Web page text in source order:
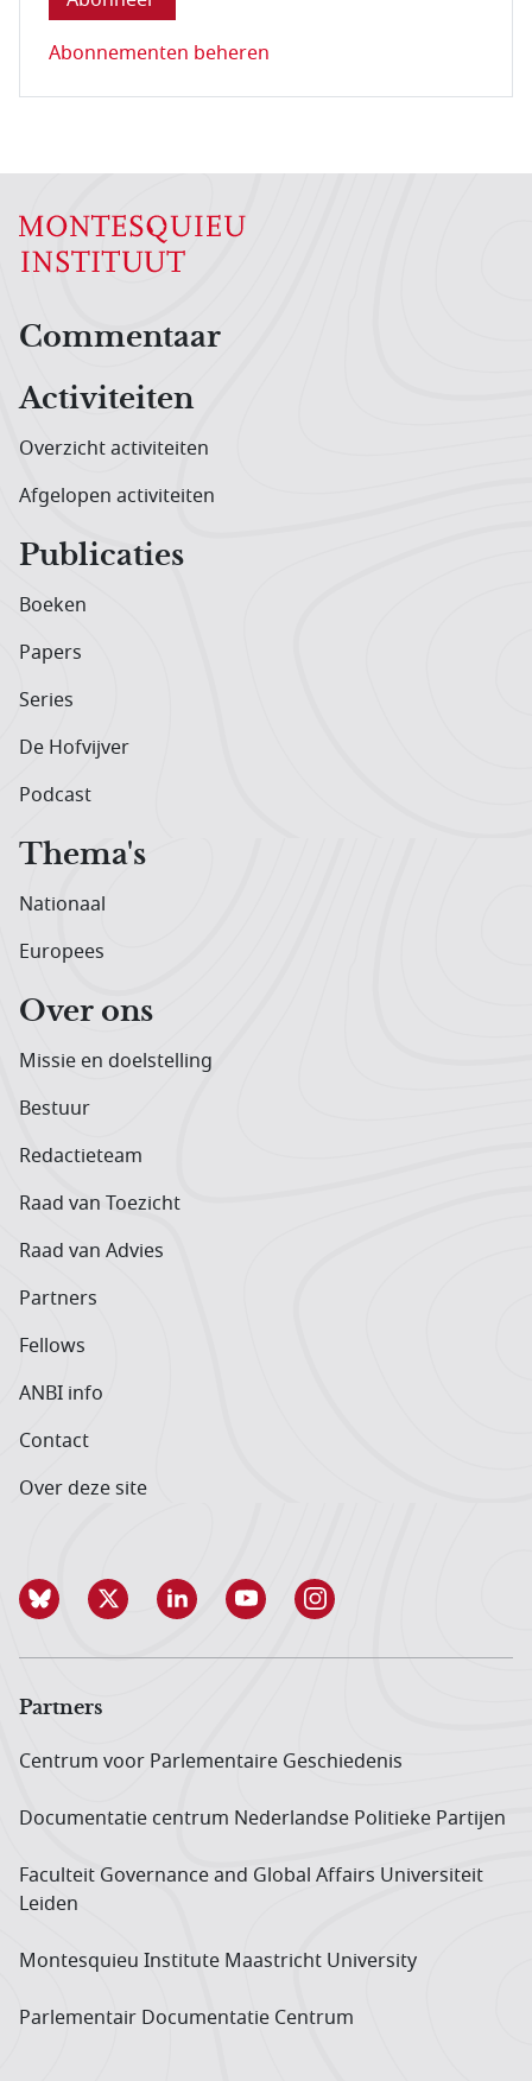
Abonnementen beheren
Hoofdnavigatiemenu
Commentaar
Activiteiten
Overzicht activiteiten
Afgelopen activiteiten
Publicaties
Boeken
Papers
Series
De Hofvijver
Podcast
Thema's
Nationaal
Europees
Over ons
Missie en doelstelling
Bestuur
Redactieteam
Raad van Toezicht
Raad van Advies
Partners
Fellows
ANBI info
Contact
Over deze site
Partners
Centrum voor Parlementaire Geschiedenis
Documentatie centrum Neder­landse Politieke Partijen
Faculteit Governance and Global Affairs Universiteit
Leiden
Montesquieu Institute Maastricht University
Parlementair Documentatie Centrum